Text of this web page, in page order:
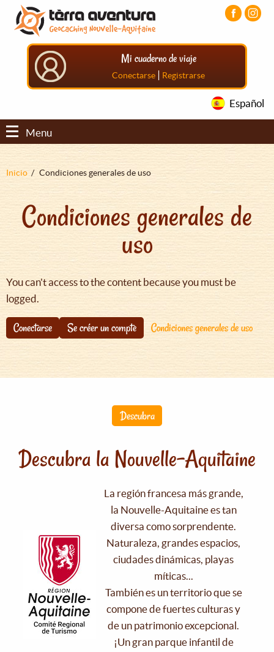
Pasar
contenido
principal
Pasar
menú
principal
Pasar
principal
Mi cuaderno de viaje
Conectarse | Registrarse
Español
Menu
Sobrescribir
ayuda
navegación
Inicio Condiciones generales de uso
Condiciones generales de
uso
You can't access to the content because you must be
logged.
Conectarse Se créer un compte Condiciones generales de uso
Descubra
Descubra la Nouvelle-Aquitaine
La región francesa más grande,
la Nouvelle-Aquitaine es tan
diversa como sorprendente.
Naturaleza, grandes espacios,
ciudades dinámicas, playas
míticas...
También es un territorio que se
compone de fuertes culturas y
de un patrimonio excepcional.
¡Un gran parque infantil de